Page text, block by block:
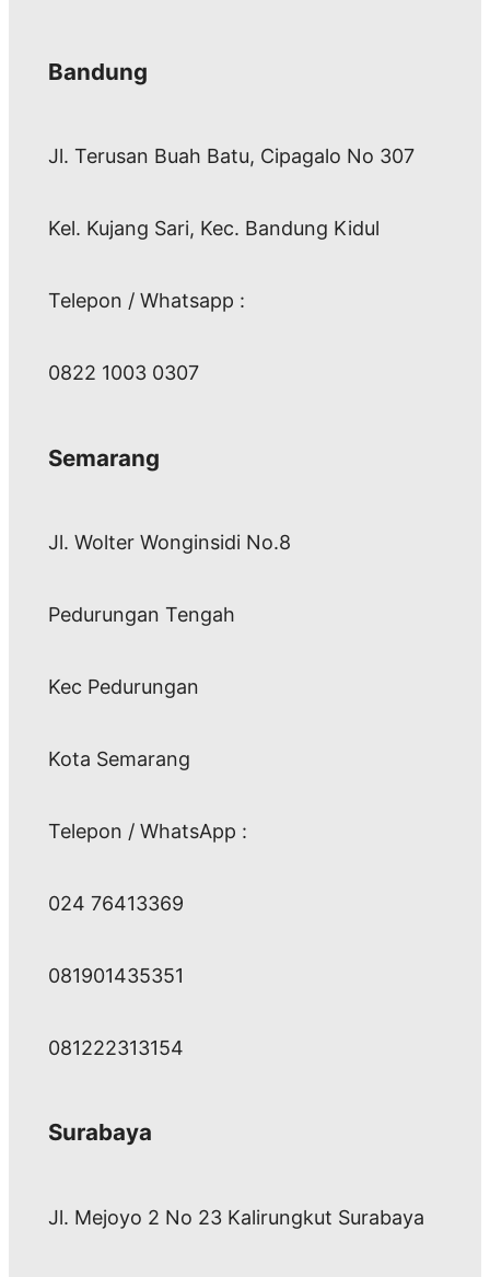
Bandung
Jl. Terusan Buah Batu, Cipagalo No 307
Kel. Kujang Sari, Kec. Bandung Kidul
Telepon / Whatsapp :
0822 1003 0307
Semarang
Jl. Wolter Wonginsidi No.8
Pedurungan Tengah
Kec Pedurungan
Kota Semarang
Telepon / WhatsApp :
024 76413369
081901435351
081222313154
Surabaya
Jl. Mejoyo 2 No 23 Kalirungkut Surabaya